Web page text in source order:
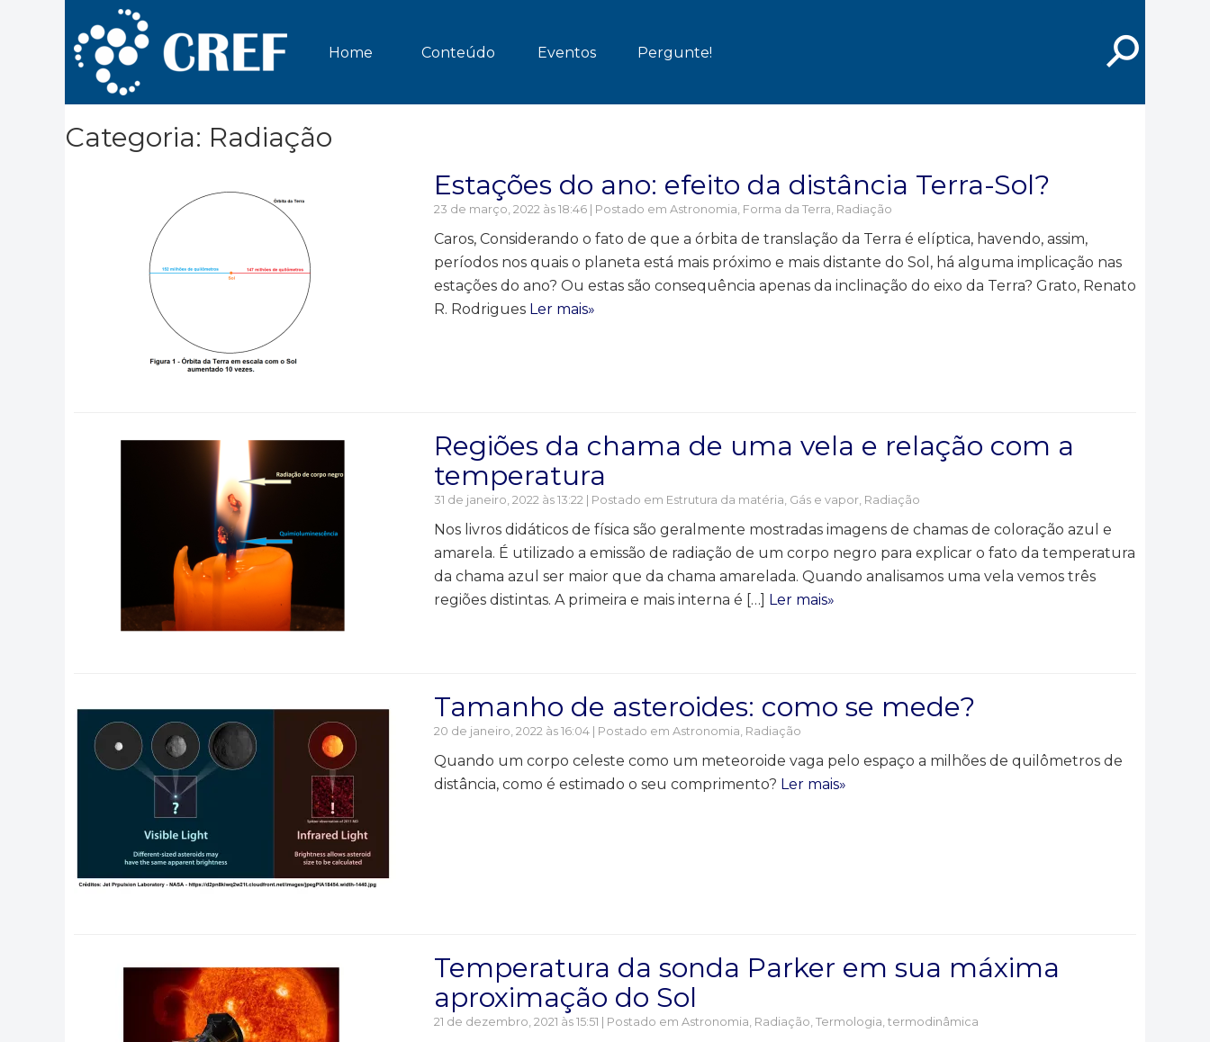
⚲
Home Conteúdo Eventos Pergunte!
Categoria: Radiação
Estações do ano: efeito da distância Terra-Sol?
23 de março, 2022 às 18:46 | Postado em Astronomia, Forma da Terra, Radiação
Caros, Considerando o fato de que a órbita de translação da Terra é elíptica, havendo, assim,
períodos nos quais o planeta está mais próximo e mais distante do Sol, há alguma implicação nas
estações do ano? Ou estas são consequência apenas da inclinação do eixo da Terra? Grato, Renato
R. Rodrigues Ler mais»
Regiões da chama de uma vela e relação com a
temperatura
31 de janeiro, 2022 às 13:22 | Postado em Estrutura da matéria, Gás e vapor, Radiação
Nos livros didáticos de física são geralmente mostradas imagens de chamas de coloração azul e
amarela. É utilizado a emissão de radiação de um corpo negro para explicar o fato da temperatura
da chama azul ser maior que da chama amarelada. Quando analisamos uma vela vemos três
regiões distintas. A primeira e mais interna é […] Ler mais»
Tamanho de asteroides: como se mede?
20 de janeiro, 2022 às 16:04 | Postado em Astronomia, Radiação
Quando um corpo celeste como um meteoroide vaga pelo espaço a milhões de quilômetros de
distância, como é estimado o seu comprimento? Ler mais»
Temperatura da sonda Parker em sua máxima
aproximação do Sol
21 de dezembro, 2021 às 15:51 | Postado em Astronomia, Radiação, Termologia, termodinâmica